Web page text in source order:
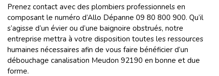
Prenez contact avec des plombiers professionnels en
composant le numéro d’Allo Dépanne 09 80 800 900. Qu’il
s’agisse d’un évier ou d’une baignoire obstrués, notre
entreprise mettra à votre disposition toutes les ressources
humaines nécessaires afin de vous faire bénéficier d’un
débouchage canalisation Meudon 92190 en bonne et due
forme.